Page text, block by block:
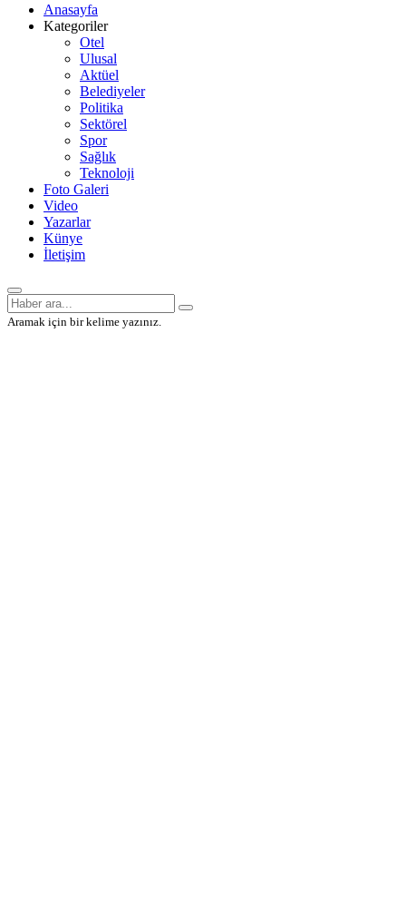
Anasayfa
Kategoriler
Otel
Ulusal
Aktüel
Belediyeler
Politika
Sektörel
Spor
Sağlık
Teknoloji
Foto Galeri
Video
Yazarlar
Künye
İletişim
Aramak için bir kelime yazınız.